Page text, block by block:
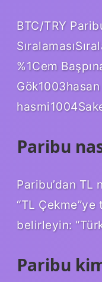
BTC/TRY
%1Cem
Gök1003hasan
Paribu
Paribu’dan TL
“TL Çekme”ye
belirleyin:
Paribu